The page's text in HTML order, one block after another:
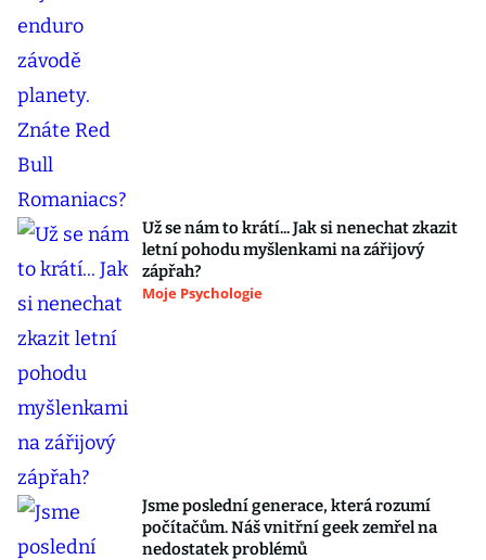
Už se nám to krátí... Jak si nenechat zkazit
letní pohodu myšlenkami na zářijový
zápřah?
Moje Psychologie
Jsme poslední generace, která rozumí
počítačům. Náš vnitřní geek zemřel na
nedostatek problémů